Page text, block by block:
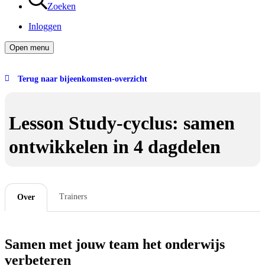
Zoeken
Inloggen
Open menu
Terug naar bijeenkomsten-overzicht
Lesson Study-cyclus: samen
ontwikkelen in 4 dagdelen
Over Trainers
Samen met jouw team het onderwijs
verbeteren